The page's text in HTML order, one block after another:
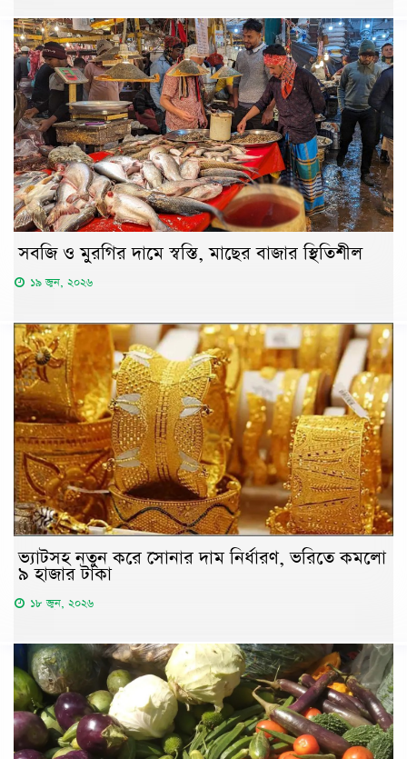
সবজি ও মুরগির দামে স্বস্তি, মাছের বাজার স্থিতিশীল
১৯ জুন, ২০২৬
ভ্যাটসহ নতুন করে সোনার দাম নির্ধারণ, ভরিতে কমলো
৯ হাজার টাকা
১৮ জুন, ২০২৬